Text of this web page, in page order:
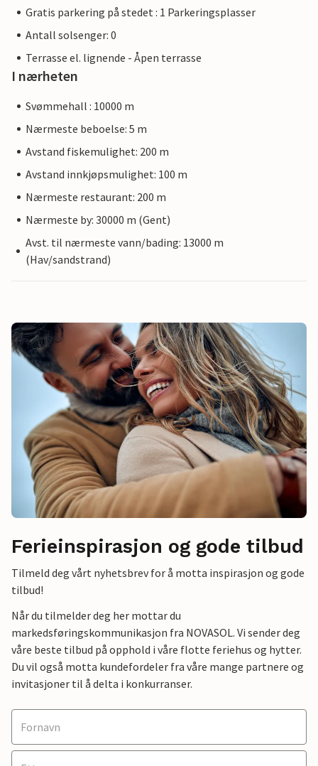
Gratis parkering på stedet : 1 Parkeringsplasser
Antall solsenger: 0
Terrasse el. lignende - Åpen terrasse
I nærheten
Svømmehall : 10000 m
Nærmeste beboelse: 5 m
Avstand fiskemulighet: 200 m
Avstand innkjøpsmulighet: 100 m
Nærmeste restaurant: 200 m
Nærmeste by: 30000 m (Gent)
Avst. til nærmeste vann/bading: 13000 m
(Hav/sandstrand)
Ferieinspirasjon og gode tilbud
Tilmeld deg vårt nyhetsbrev for å motta inspirasjon og gode
tilbud!
Når du tilmelder deg her mottar du
markedsføringskommunikasjon fra NOVASOL. Vi sender deg
våre beste tilbud på opphold i våre flotte feriehus og hytter.
Du vil også motta kundefordeler fra våre mange partnere og
invitasjoner til å delta i konkurranser.